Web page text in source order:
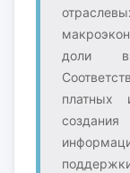
доли
платных